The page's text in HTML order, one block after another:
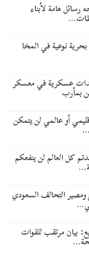
رسائل هامة لأبناء
نوعية في المخا
عسكرية في معسكر
بمأرب
أو عالمي لن يتمكن
كل العالم لن ينفعكم
التحالف السعودي
بيان مرتقب للقوات